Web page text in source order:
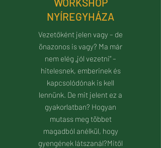
NYÍREGYHÁZA
Vezetőként jelen vagy – de
önazonos is vagy? Ma már
nem elég „jól vezetni” –
hitelesnek, emberinek és
kapcsolódónak is kell
lennünk. De mit jelent ez a
gyakorlatban? Hogyan
mutass meg többet
magadból anélkül, hogy
gyengének látszanál?Mitől